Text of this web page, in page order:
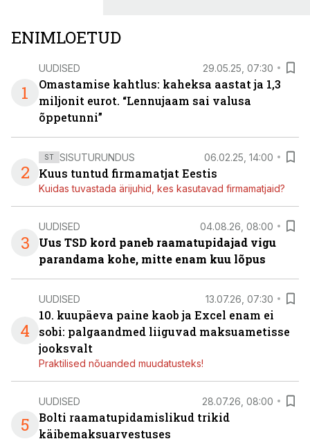
ENIMLOETUD
1
UUDISED 29.05.25, 07:30
Omastamise kahtlus: kaheksa aastat ja 1,3
miljonit eurot. “Lennujaam sai valusa
õppetunni”
2
ST SISUTURUNDUS 06.02.25, 14:00
Kuus tuntud firmamatjat Eestis
Kuidas tuvastada ärijuhid, kes kasutavad firmamatjaid?
3
UUDISED 04.08.26, 08:00
Uus TSD kord paneb raamatupidajad vigu
parandama kohe, mitte enam kuu lõpus
4
UUDISED 13.07.26, 07:30
10. kuupäeva paine kaob ja Excel enam ei
sobi: palgaandmed liiguvad maksuametisse
jooksvalt
Praktilised nõuanded muudatusteks!
5
UUDISED 28.07.26, 08:00
Bolti raamatupidamislikud trikid
käibemaksuarvestuses